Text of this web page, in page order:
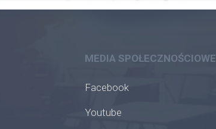
MEDIA SPOŁECZNOŚCIOWE
Facebook
Youtube